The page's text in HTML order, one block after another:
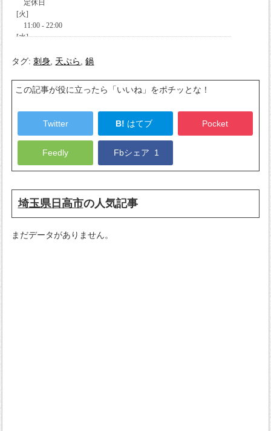
タグ:刺身 天ぷら ,鍋
この記事が役に立ったら「いいね」をポチッとな！
Twitter B! はてブ Pocket
Feedly Fbシェア 1
埼玉県日高市の人気記事
まだデータがありません。